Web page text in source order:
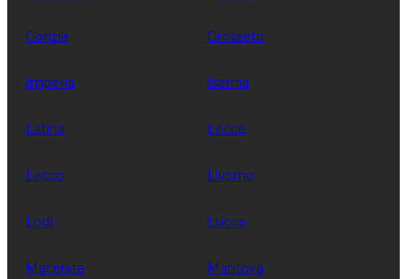
Gorizia Grosseto
Imperia Isernia
Latina Lecce
Lecco Livorno
Lodi Lucca
Macerata Mantova